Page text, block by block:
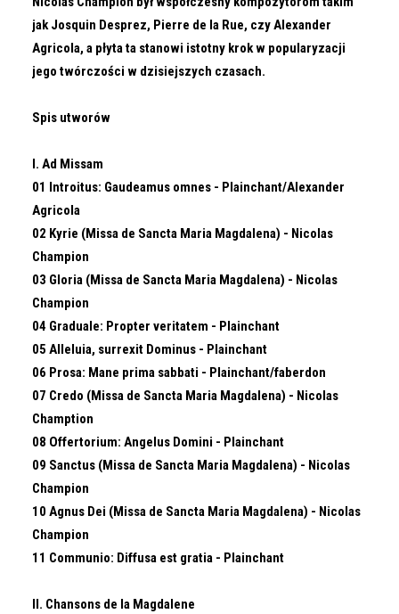
jak Josquin Desprez, Pierre de la Rue, czy Alexander
Agricola, a płyta ta stanowi istotny krok w popularyzacji
jego twórczości w dzisiejszych czasach.
Spis utworów
I. Ad Missam
01 Introitus: Gaudeamus omnes - Plainchant/Alexander
Agricola
02 Kyrie (Missa de Sancta Maria Magdalena) - Nicolas
Champion
03 Gloria (Missa de Sancta Maria Magdalena) - Nicolas
Champion
04 Graduale: Propter veritatem - Plainchant
05 Alleluia, surrexit Dominus - Plainchant
06 Prosa: Mane prima sabbati - Plainchant/faberdon
07 Credo (Missa de Sancta Maria Magdalena) - Nicolas
Chamption
08 Offertorium: Angelus Domini - Plainchant
09 Sanctus (Missa de Sancta Maria Magdalena) - Nicolas
Champion
10 Agnus Dei (Missa de Sancta Maria Magdalena) - Nicolas
Champion
11 Communio: Diffusa est gratia - Plainchant
II. Chansons de la Magdalene